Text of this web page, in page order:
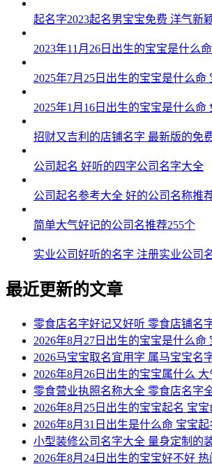
起名字2023起名男宝宝免费 洋气新
2023年11月26日出生的宝宝是什么
2025年7月25日出生的宝宝是什么命
2025年1月16日出生的宝宝是什么命
招财又吉利的店铺名字 最新版的免
公司起名 好听的四字公司名字大全
公司起名参考大全 好的公司名称推
简单大气好记的公司名推荐255个
实业公司好听的名字 注册实业公司
最近更新的文章
零食店名字好记又好听 零食店铺名
2026年8月27日出生的宝宝是什么命
2026马宝宝取名宜用字 属马宝宝名
2026年8月26日出生的宝宝属什么
零食营业执照名称大全 零食店名字
2026年8月25日出生的宝宝起名 宝
2026年8月31日出生是什么命 宝宝
小型装修公司名字大全 量身定制的
2026年8月24日出生的宝宝好不好